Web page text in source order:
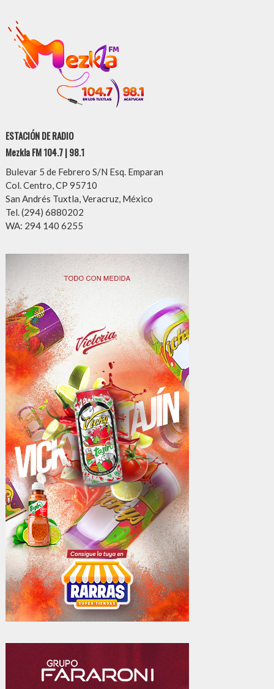
ESTACIÓN DE RADIO
Mezkla FM 104.7 | 98.1
Bulevar 5 de Febrero S/N Esq. Emparan
Col. Centro, CP 95710
San Andrés Tuxtla, Veracruz, México
Tel. (294) 6880202
WA: 294 140 6255